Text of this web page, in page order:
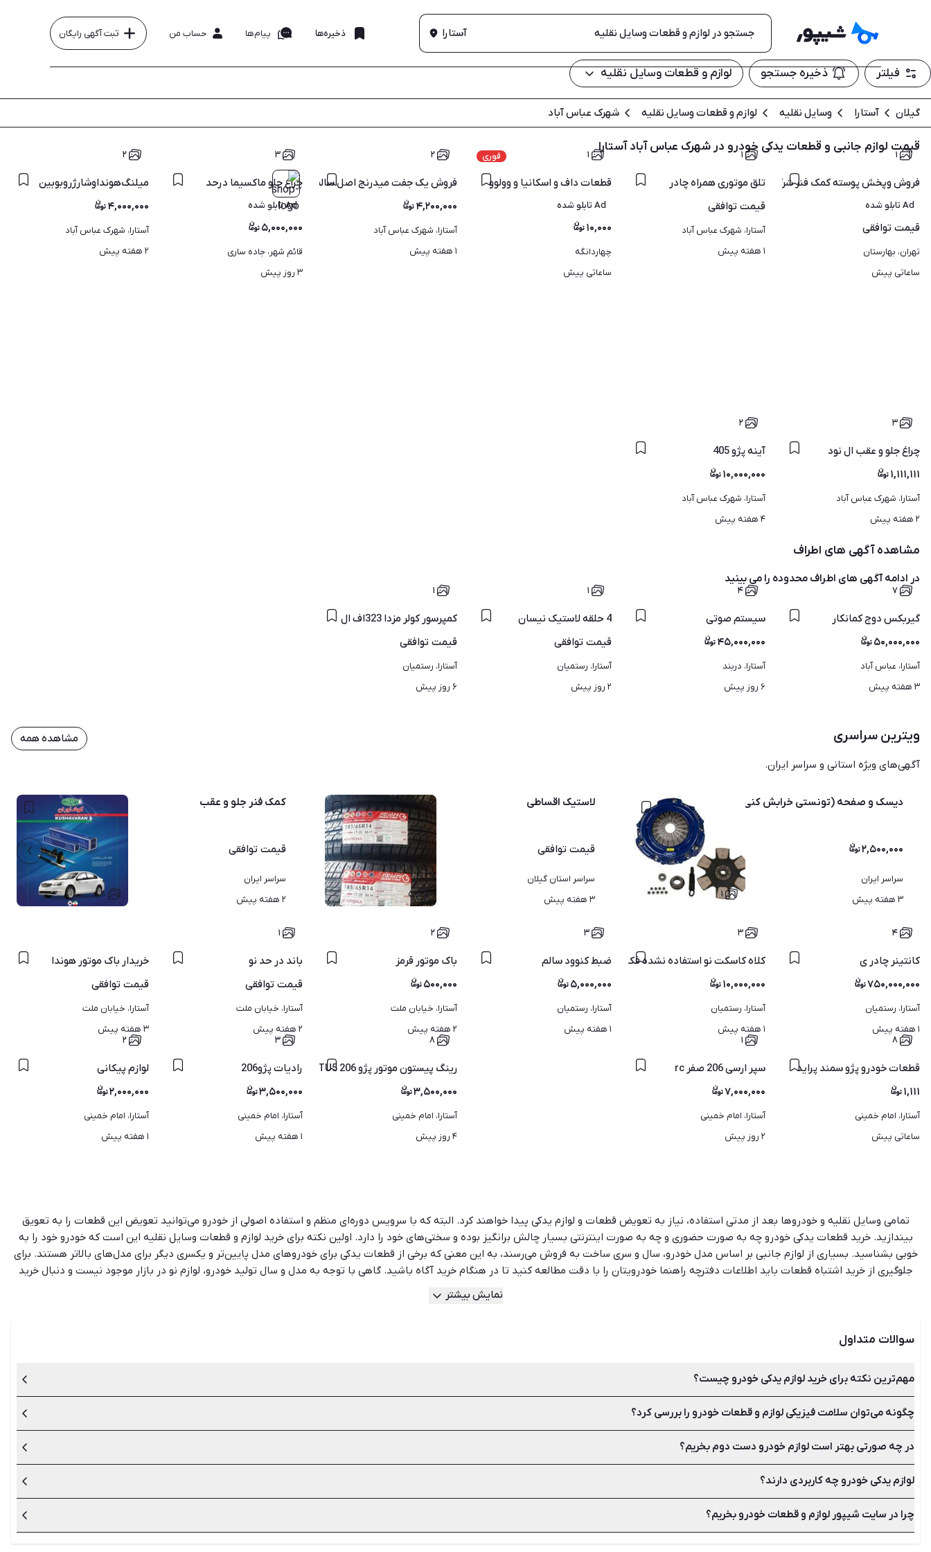
آستارا ذخیره‌ها پیام‌ها حساب من ثبت آگهی رایگان
فیلتر ذخیره جستجو لوازم و قطعات وسایل نقلیه
گیلان آستارا وسایل نقلیه لوازم و قطعات وسایل نقلیه شهرک عباس آباد
قیمت لوازم جانبی و قطعات یدکی خودرو در شهرک عباس آباد آستارا
۱
فروش وپخش پوسته کمک فنر شرکتی
Ad تابلو شده
قیمت توافقی
تهران، بهارستان
ساعاتی پیش
۱
تلق موتوری همراه چادر
قیمت توافقی
آستارا، شهرک عباس آباد
۱ هفته پیش
فوری ۱
قطعات داف و اسکانیا و وولوو
Ad تابلو شده
۱۰,۰۰۰
چهاردانگه
ساعاتی پیش
۲
فروش یک جفت میدرنج اصل سالم بت شرط
۴,۲۰۰,۰۰۰
آستارا، شهرک عباس آباد
۱ هفته پیش
۳
چراغ جلو ماکسیما درحد
Ad تابلو شده
۵,۰۰۰,۰۰۰
قائم شهر، جاده ساری
۳ روز پیش
۲
میلنگ‌هوندا‌و‌شارژر‌وبوبین
۴,۰۰۰,۰۰۰
آستارا، شهرک عباس آباد
۲ هفته پیش
۳
چراغ جلو و عقب ال نود
۱,۱۱۱,۱۱۱
آستارا، شهرک عباس آباد
۲ هفته پیش
۲
آینه پژو 405
۱۰,۰۰۰,۰۰۰
آستارا، شهرک عباس آباد
۴ هفته پیش
مشاهده آگهی های اطراف
در ادامه آگهی های اطراف محدوده را می بینید
۷
گیربکس دوج کمانکار
۵۰,۰۰۰,۰۰۰
آستارا، عباس آباد
۳ هفته پیش
۴
سیستم صوتی
۴۵,۰۰۰,۰۰۰
آستارا، دربند
۶ روز پیش
۱
4 حلقه لاستیک نیسان
قیمت توافقی
آستارا، رستمیان
۲ روز پیش
۱
کمپرسور کولر مزدا 323اف ال
قیمت توافقی
آستارا، رستمیان
۶ روز پیش
ویترین سراسری
آگهی‌های ویژه استانی و سراسر ایران.
مشاهده همه
۱
دیسک و صفحه (تونستی خرابش کنی جایزه داری)
۲,۵۰۰,۰۰۰
سراسر ایران
۳ هفته پیش
۵
لاستیک اقساطی
قیمت توافقی
سراسر استان گیلان
۳ هفته پیش
۸
کمک فنر جلو و عقب
قیمت توافقی
سراسر ایران
۲ هفته پیش
۴
کانتینر چادر ی
۷۵۰,۰۰۰,۰۰۰
آستارا، رستمیان
۱ هفته پیش
۳
کلاه کاسکت نو استفاده نشده فک متحرک هم هست
۱۰,۰۰۰,۰۰۰
آستارا، رستمیان
۱ هفته پیش
۳
ضبط کنوود سالم
۵,۰۰۰,۰۰۰
آستارا، رستمیان
۱ هفته پیش
۲
باک موتور قرمز
۵۰۰,۰۰۰
آستارا، خیابان ملت
۲ هفته پیش
۱
باند در حد نو
قیمت توافقی
آستارا، خیابان ملت
۲ هفته پیش
خریدار باک موتور هوندا
قیمت توافقی
آستارا، خیابان ملت
۳ هفته پیش
۸
قطعات خودرو پژو سمند پراید
۱,۱۱۱
آستارا، امام خمینی
ساعاتی پیش
۱
سپر ارسی 206 صفر rc
۷,۰۰۰,۰۰۰
آستارا، امام خمینی
۲ روز پیش
۸
رینگ پیستون موتور پژو 206 TU5 پرو 206 TU3 و پراید یورو 4 ریک
۳,۵۰۰,۰۰۰
آستارا، امام خمینی
۴ روز پیش
۳
رادیات پژو206
۳,۵۰۰,۰۰۰
آستارا، امام خمینی
۱ هفته پیش
۲
لوازم پیکانی
۲,۰۰۰,۰۰۰
آستارا، امام خمینی
۱ هفته پیش
تمامی وسایل نقلیه‌ و خودروها بعد از مدتی استفاده، نیاز به تعویض قطعات و لوازم یدکی پیدا خواهند کرد. البته که با سرویس دوره‌ای منظم و استفاده اصولی از خودرو می‌توانید تعویض این قطعات را به تعویق
بیندازید. خرید قطعات یدکی خودرو چه به صورت حضوری و چه به صورت اینترنتی بسیار چالش برانگیز بوده و سختی‌های خود را دارد. اولین نکته برای خرید لوازم و قطعات وسایل نقلیه این است که خودرو خود را به
خوبی بشناسید. بسیاری از لوازم جانبی بر اساس مدل خودرو، سال و سری ساخت به فروش می‌رسند، به این معنی که برخی از قطعات یدکی برای خودروهای مدل پایین‌تر و یکسری دیگر برای مدل‌های بالاتر هستند. برای
جلوگیری از خرید اشتباه قطعات باید اطلاعات دفترچه راهنما خودرویتان را با دقت مطالعه کنید تا در هنگام خرید آگاه باشید. گاهی با توجه به مدل و سال تولید خودرو، لوازم نو در بازار موجود نیست و دنبال خرید
لوازم دست دوم هستید. در برخی موارد قیمت لوازم نو بسیار بالا بوده و تهیه لوازم دست دوم و کارکرده معقول‌تر است. شیپور دارای کامل‌ترین و به‌روزترین لیست آگهی‌های خرید و فروش لوازم و قطعات جانبی خودرو،
لوازم یدکی دست دوم و نو بوده و با سال‌ها تجربه در این زمینه می‌تواند به سریع‌تر شدن معاملات شما کمک کند. تفاوتی ندارد که شما خریدار قطعات خودرو هستید یا فروشنده، شیپور در این مسیر همراه شما خواهد
نمایش بیشتر
سوالات متداول
مهم‌ترین نکته برای خرید لوازم یدکی خودرو چیست؟
بسیاری از لوازم جانبی بر اساس مدل خودرو، سال و سری ساخت به فروش می‌رسند. به همین دلیل قبل از خرید لوازم و قطعات جانبی خودرو، باید خودرویتان را به خوبی بشناسید.
چگونه می‌توان سلامت فیزیکی لوازم و قطعات خودرو را بررسی کرد؟
برای بررسی سلامت فیزیکی کالا ابتدا به بسته‌بندی آن و سپس به وضعیت فیزیکی خود کالا توجه کنید. رعایت چنین نکته ساده‌ای می‌تواند جلوی هزینه‌های بیهوده برای خرید قطعات یدکی خودرو را بگیرد.
در چه صورتی بهتر است لوازم خودرو دست دوم بخریم؟
در صورتی که سال تولید و مدل خودرو شما قدیمی بوده و لوازم نو در بازار موجود نباشد، بهترین راه تهیه قطعات دست دوم است. اما هنگام خرید لوازم دست دوم باید آن را به دقت بررسی کنید و از سالم بودن
آن مطمئن شوید.
لوازم یدکی خودرو چه کاربردی دارند؟
لوازم یدکی شامل قطعاتی هستند که در هنگام خرابی خودرو جایگزین قطعات قبلی می‌شوند. به همین دلیل هم استفاده از لوازم و قطعات مناسب و باکیفیت بسیار پر اهمیت است
چرا در سایت شیپور لوازم و قطعات خودرو بخریم؟